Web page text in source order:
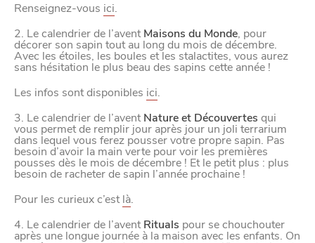
Renseignez-vous ici.
2. Le calendrier de l’aventMaisons du Monde, pour
décorer son sapin tout au long du mois de décembre.
Avec les étoiles, les boules et les stalactites, vous aurez
sans hésitation le plus beau des sapins cette année !
Les infos sont disponibles ici.
3. Le calendrier de l’aventNature et Découvertes qui
vous permet de remplir jour après jour un joli terrarium
dans lequel vous ferez pousser votre propre sapin. Pas
besoin d’avoir la main verte pour voir les premières
pousses dès le mois de décembre ! Et le petit plus : plus
besoin de racheter de sapin l’année prochaine !
Pour les curieux c’estlà.
4. Le calendrier de l’aventRituals pour se chouchouter
après une longue journée à la maison avec les enfants. On